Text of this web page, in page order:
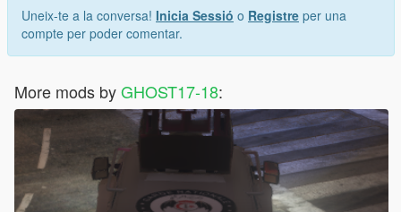
Uneix-te a la conversa! Inicia Sessió o Registre per una
compte per poder comentar.
More mods byGHOST17-18: